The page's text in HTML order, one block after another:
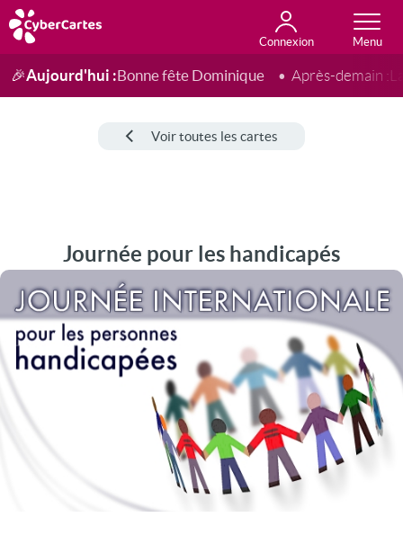
Connexion
Anniversaire
Fête du jour
Amour
Amitié
Merci
Toutes les cartes
🎉Aujourd'hui :Bonne fête Dominique Après-demain :
Voir toutes les cartes
Journée pour les handicapés